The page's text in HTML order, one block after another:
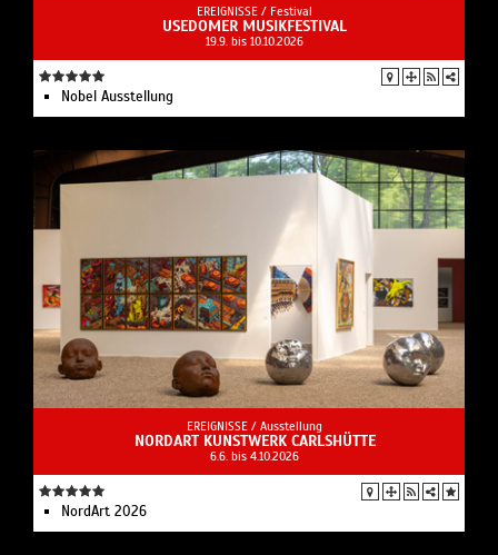
EREIGNISSE / Festival
USEDOMER MUSIKFESTIVAL
19.9. bis 10.10.2026
Nobel Ausstellung
EREIGNISSE / Ausstellung
NORDART KUNSTWERK CARLSHÜTTE
6.6. bis 4.10.2026
NordArt 2026